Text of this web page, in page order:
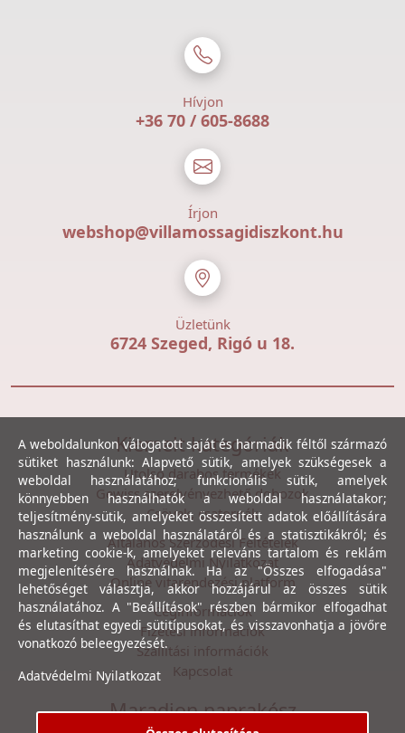
Hívjon
+36 70 / 605-8688
Írjon
webshop@villamossagidiszkont.hu
Üzletünk
6724 Szeged, Rigó u 18.
Kiemelt kategóriák
Utolsó darabos termékek
Gewiss szerelvényezhető dobozok
Csövek, csatornák
Általános Szerződési Feltételek
Adatvédelmi Nyilatkozat
Online vitarendezési platform
Céginformációk
Fizetési információk
Szállítási információk
Kapcsolat
Maradjon naprakész
A weboldalunkon válogatott saját és harmadik féltől származó
sütiket használunk: Alapvető sütik, amelyek szükségesek a
weboldal használatához; funkcionális sütik, amelyek
könnyebben használhatók a weboldal használatakor;
teljesítmény-sütik, amelyeket összesített adatok előállítására
használunk a weboldal használatáról és a statisztikákról; és
marketing cookie-k, amelyeket releváns tartalom és reklám
megjelenítésére használnak. Ha az "Összes elfogadása"
lehetőséget választja, akkor hozzájárul az összes sütik
használatához. A "Beállítások" részben bármikor elfogadhat
és elutasíthat egyedi sütitípusokat, és visszavonhatja a jövőre
vonatkozó beleegyezését.
Adatvédelmi Nyilatkozat